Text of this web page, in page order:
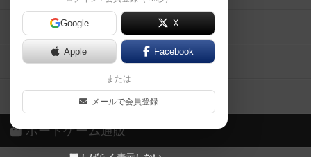
Google X
Apple Facebook
または
メールで会員登録
ボドとも・会員一覧
ボードゲーム業界コラム
ボドゲーマご利用案内
ボードゲーム通販